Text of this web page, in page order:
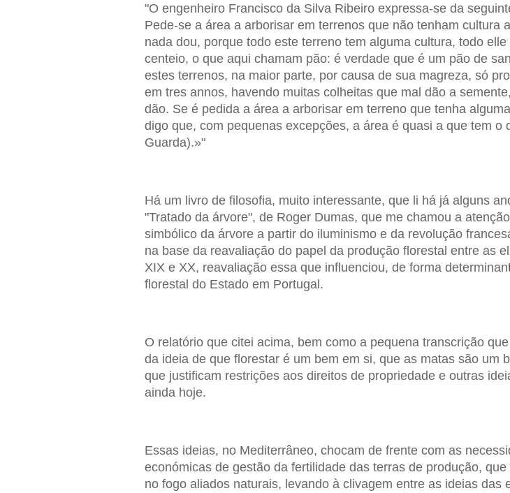
"O engenheiro Francisco da Silva Ribeiro expressa-se da
Pede-se a área a arborisar em terrenos que não tenham cultura
nada dou, porque todo este terreno tem alguma cultura, todo elle
centeio, o que aqui chamam pão: é verdade que é um pão de
estes terrenos, na maior parte, por causa de sua magreza, só
em tres annos, havendo muitas colheitas que mal dão a
dão. Se é pedida a área a arborisar em terreno que tenha
digo que, com pequenas excepções, a área é quasi a que tem o
Guarda).»"
Há um livro de filosofia, muito interessante, que li há já alguns
"Tratado da árvore", de Roger Dumas, que me chamou a
simbólico da árvore a partir do iluminismo e da revolução
na base da reavaliação do papel da produção florestal entre as
XIX e XX, reavaliação essa que influenciou, de forma
florestal do Estado em Portugal.
O relatório que citei acima, bem como a pequena transcrição
da ideia de que florestar é um bem em si, que as matas são um
que justificam restrições aos direitos de propriedade e outras
ainda hoje.
Essas ideias, no Mediterrâneo, chocam de frente com as
económicas de gestão da fertilidade das terras de produção,
no fogo aliados naturais, levando à clivagem entre as ideias das